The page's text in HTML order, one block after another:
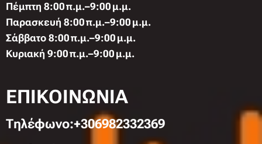
Πέμπτη 8:00 π.μ.–9:00 μ.μ.
Παρασκευή 8:00 π.μ.–9:00 μ.μ.
Σάββατο 8:00 π.μ.–9:00 μ.μ.
Κυριακή 9:00 π.μ.–9:00 μ.μ.
ΕΠΙΚΟΙΝΩΝΙΑ
Τηλέφωνo:+306982332369